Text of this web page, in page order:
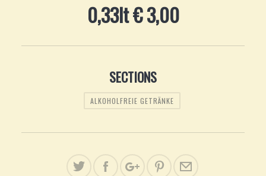
0,33lt € 3,00
SECTIONS
ALKOHOLFREIE GETRÄNKE